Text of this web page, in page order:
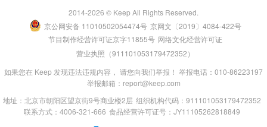
2014-2026 © Keep All Rights Reserved.
京公网安备 11010502054474号 京网文〔2019〕4084-422号
节目制作经营许可证京字11855号 网络文化经营许可证
营业执照（911101053179472352）
如果您在 Keep 发现违法违规内容， 请您向我们举报！ 举报电话：010-86223197
举报邮箱：report@keep.com
地址：北京市朝阳区望京街9号商业楼2层 组织机构代码：911101053179472352
联系方式：4006-321-666 食品经营许可证号：JY11105262818849